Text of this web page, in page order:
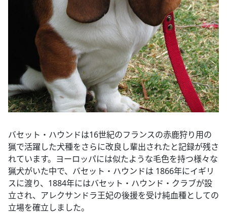
バセット・ハウンドは16世紀のフランスの赤鹿狩り用の
猟で活躍した犬種をさらに改良し輩出されたと記録が残さ
れています。ヨーロッパには似たような毛色を持つ様々な
猟犬がいた中で、バセット・ハウンドは 1866年にイギリ
スに渡り、1884年にはバセット・ハウンド・クラブが設
立され、アレクサンドラ王妃の後援を受け純血種としての
立場を確立しました。